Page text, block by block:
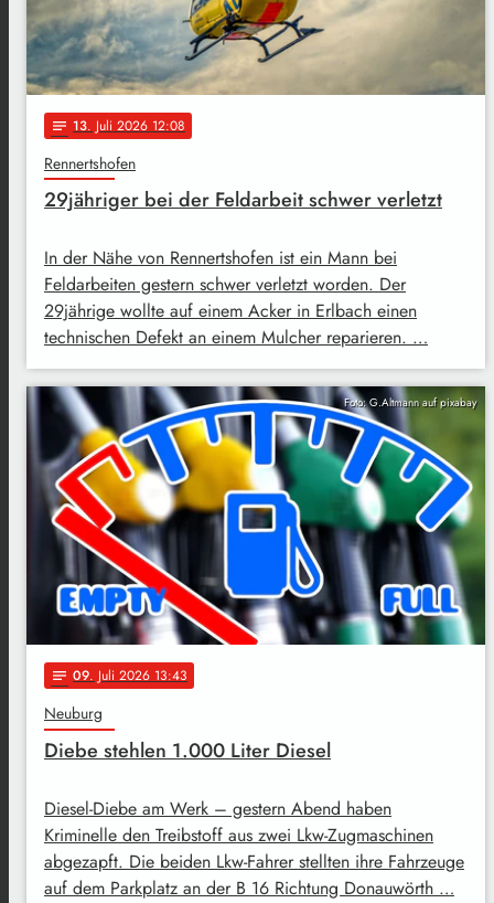
notes 13. Juli 2026 12:08
Rennertshofen
29jähriger bei der Feldarbeit schwer verletzt
In der Nähe von Rennertshofen ist ein Mann bei
Feldarbeiten gestern schwer verletzt worden. Der
29jährige wollte auf einem Acker in Erlbach einen
technischen Defekt an einem Mulcher reparieren. …
Foto: G.Altmann auf pixabay
notes 09. Juli 2026 13:43
Neuburg
Diebe stehlen 1.000 Liter Diesel
Diesel-Diebe am Werk – gestern Abend haben
Kriminelle den Treibstoff aus zwei Lkw-Zugmaschinen
abgezapft. Die beiden Lkw-Fahrer stellten ihre Fahrzeuge
auf dem Parkplatz an der B 16 Richtung Donauwörth …